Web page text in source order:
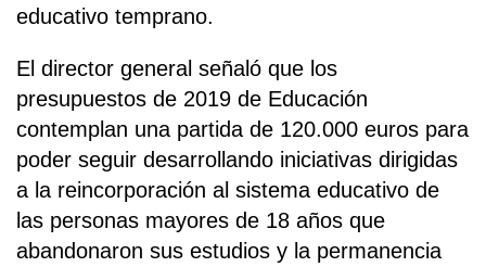
educativo temprano.
El director general señaló que los
presupuestos de 2019 de Educación
contemplan una partida de 120.000 euros para
poder seguir desarrollando iniciativas dirigidas
a la reincorporación al sistema educativo de
las personas mayores de 18 años que
abandonaron sus estudios y la permanencia